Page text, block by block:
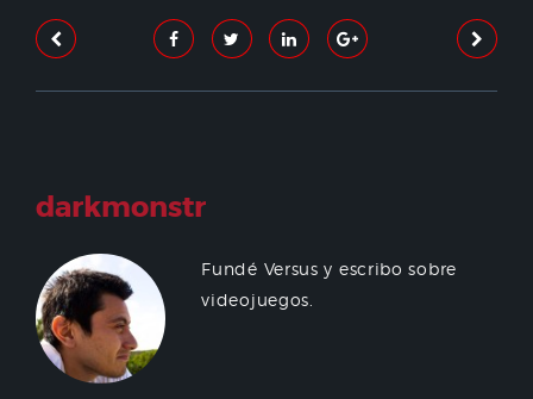
darkmonstr
Fundé Versus y escribo sobre
videojuegos.